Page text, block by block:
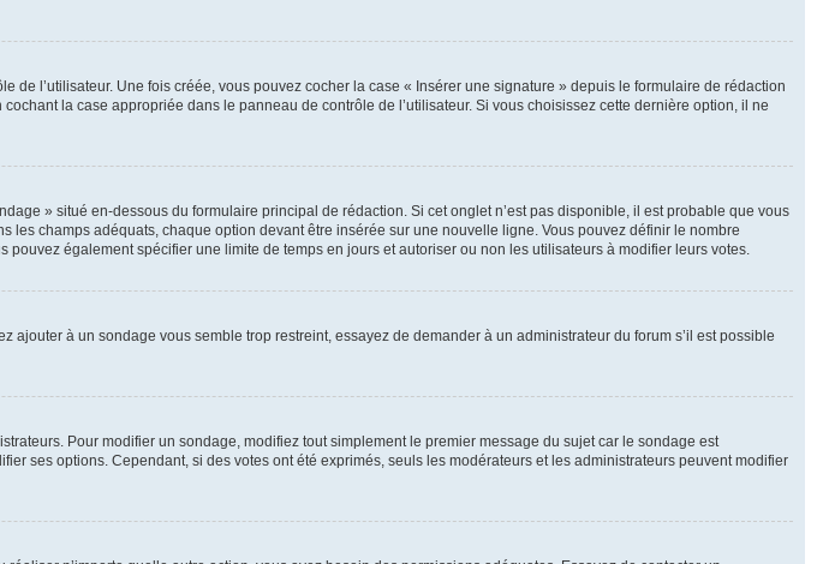
l’utilisateur. Une fois créée, vous pouvez cocher la case « Insérer une signature » depuis le formulaire de rédaction
la case appropriée dans le panneau de contrôle de l’utilisateur. Si vous choisissez cette dernière option, il ne
» situé en-dessous du formulaire principal de rédaction. Si cet onglet n’est pas disponible, il est probable que vous
champs adéquats, chaque option devant être insérée sur une nouvelle ligne. Vous pouvez définir le nombre
également spécifier une limite de temps en jours et autoriser ou non les utilisateurs à modifier leurs votes.
à un sondage vous semble trop restreint, essayez de demander à un administrateur du forum s’il est possible
Pour modifier un sondage, modifiez tout simplement le premier message du sujet car le sondage est
ses options. Cependant, si des votes ont été exprimés, seuls les modérateurs et les administrateurs peuvent modifier